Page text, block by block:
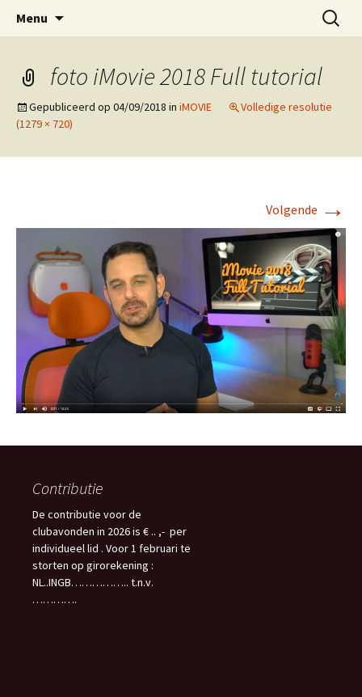
inhoud
VIDEOCLUBEDE
ESVA is uw videoclub in de regio Ede
Menu
Zoeken
naar:
foto iMovie 2018 Full tutorial
Gepubliceerd op 04/09/2018 in iMOVIE
Volledige resolutie
(1279 × 720)
Volgende →
Contributie
De contributie voor de
clubavonden in 2026 is € .. ,- per
individueel lid . Voor 1 februari te
storten op girorekening :
NL..INGB…………….. t.n.v.
………….